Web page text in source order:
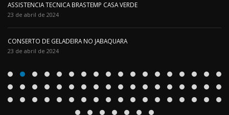
ASSISTENCIA TECNICA BRASTEMP CASA VERDE
23 de abril de 2024
CONSERTO DE GELADEIRA NO JABAQUARA
23 de abril de 2024